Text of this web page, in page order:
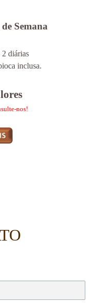
Semana
2 diárias
inclusa.
nos!